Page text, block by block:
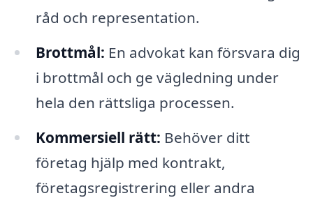
råd och representation.
Brottmål: En advokat kan försvara dig
i brottmål och ge vägledning under
hela den rättsliga processen.
Kommersiell rätt: Behöver ditt
företag hjälp med kontrakt,
företagsregistrering eller andra